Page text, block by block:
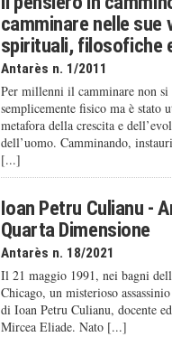
camminare nelle sue
spirituali, filosofiche
Antarès n. 1/2011
Per millenni il camminare non si
semplicemente fisico ma è stato
metafora della crescita e
dell’uomo. Camminando,
[...]
Ioan Petru Culianu -
Quarta Dimensione
Antarès n. 18/2021
Il 21 maggio 1991, nei bagni
Chicago, un misterioso
di Ioan Petru Culianu, docente
Mircea Eliade. Nato [...]